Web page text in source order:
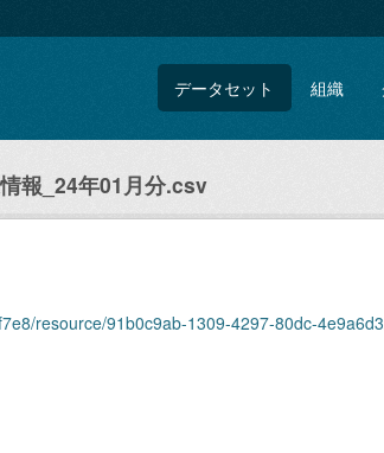
データセット 組織
報_24年01月分.csv
resource/91b0c9ab-1309-4297-80dc-